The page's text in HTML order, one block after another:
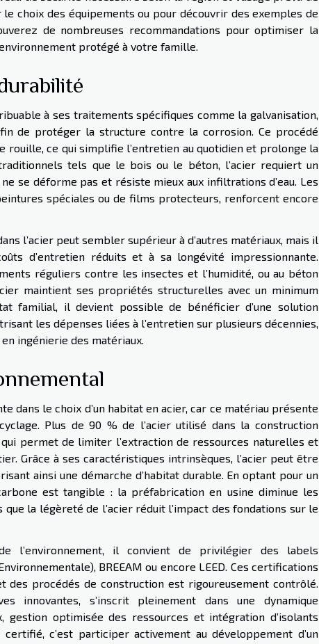
choix des équipements ou pour découvrir des exemples de
de nombreuses recommandations pour optimiser la
protégé à votre famille.
à ses traitements spécifiques comme la galvanisation,
de protéger la structure contre la corrosion. Ce procédé
rouille, ce qui simplifie l’entretien au quotidien et prolonge la
tels que le bois ou le béton, l’acier requiert un
se déforme pas et résiste mieux aux infiltrations d’eau. Les
spéciales ou de films protecteurs, renforcent encore
l’acier peut sembler supérieur à d’autres matériaux, mais il
d’entretien réduits et à sa longévité impressionnante.
réguliers contre les insectes et l’humidité, ou au béton
maintient ses propriétés structurelles avec un minimum
familial, il devient possible de bénéficier d’une solution
les dépenses liées à l’entretien sur plusieurs décennies,
ingénierie des matériaux.
dans le choix d’un habitat en acier, car ce matériau présente
Plus de 90 % de l’acier utilisé dans la construction
permet de limiter l’extraction de ressources naturelles et
Grâce à ses caractéristiques intrinsèques, l’acier peut être
ainsi une démarche d’habitat durable. En optant pour un
est tangible : la préfabrication en usine diminue les
la légèreté de l’acier réduit l’impact des fondations sur le
l’environnement, il convient de privilégier des labels
BREEAM ou encore LEED. Ces certifications
procédés de construction est rigoureusement contrôlé.
innovantes, s’inscrit pleinement dans une dynamique
gestion optimisée des ressources et intégration d’isolants
c’est participer activement au développement d’un